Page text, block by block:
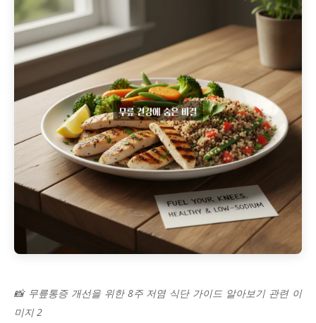
📸 무릎통증 개선을 위한 8주 저염 식단 가이드 알아보기 관련 이
미지 2